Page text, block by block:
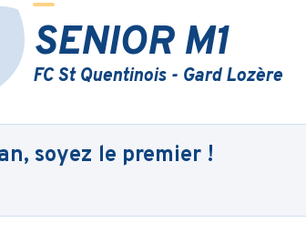
SENIOR M1
FC St Quentinois - Gard Lozère
soyez le premier !